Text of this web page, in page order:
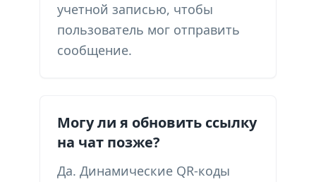
учетной записью, чтобы
пользователь мог отправить
сообщение.
Могу ли я обновить ссылку
на чат позже?
Да. Динамические QR-коды